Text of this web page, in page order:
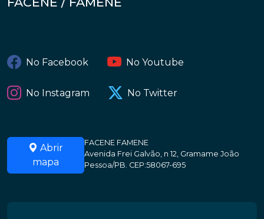
No Facebook No Youtube
No Instagram No Twitter
Abrir
mapa
FACENE FAMENE
Avenida Frei Galvão, n 12, Gramame João
Pessoa/PB. CEP:58067-695